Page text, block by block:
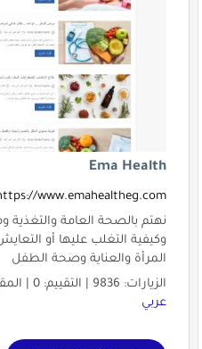
Ema Health
https://www.emahealtheg.com/
نهتم بالصحة العامة والتغذية
وكيفية التغلب عليها أو
المرأة والعناية وصحة الطفل
الزيارات: 9836 | التقييم: 0 | المقيّمين: 0 | الدولة:
عربي